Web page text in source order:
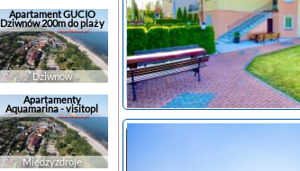
Apartament GUCIO
Dziwnów 200m do plaży
Dziwnów
Apartamenty
Aquamarina - visitopl
Międzyzdroje